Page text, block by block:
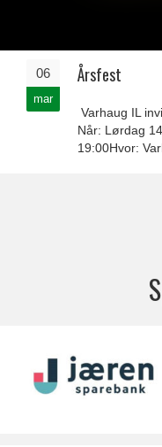
06
mar
Årsfest
Varhaug IL
Når: Lørdag
19:00Hvor: